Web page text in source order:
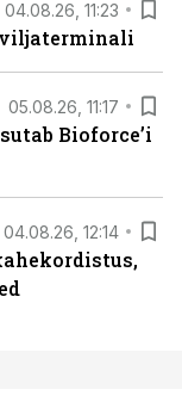
04.08.26, 11:23
viljaterminali
05.08.26, 11:17
Bioforce’i
04.08.26, 12:14